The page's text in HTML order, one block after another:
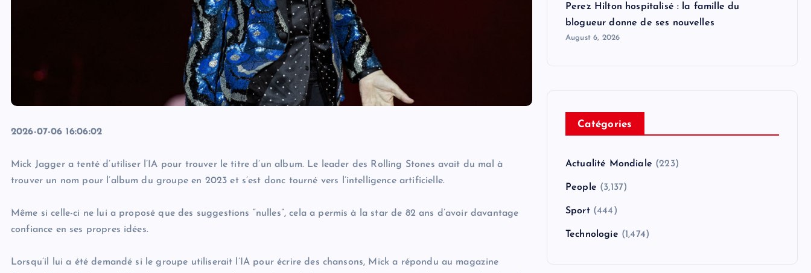
2026-07-06 16:06:02
Mick Jagger a tenté d’utiliser l’IA pour trouver le titre d’un album. Le leader des Rolling Stones avait du mal à
trouver un nom pour l’album du groupe en 2023 et s’est donc tourné vers l’intelligence artificielle.
Même si celle-ci ne lui a proposé que des suggestions “nulles”, cela a permis à la star de 82 ans d’avoir davantage
confiance en ses propres idées.
Lorsqu’il lui a été demandé si le groupe utiliserait l’IA pour écrire des chansons, Mick a répondu au magazine
Perez Hilton hospitalisé : la famille du
blogueur donne de ses nouvelles
August 6, 2026
Catégories
Actualité Mondiale (223)
People (3,137)
Sport(444)
Technologie (1,474)